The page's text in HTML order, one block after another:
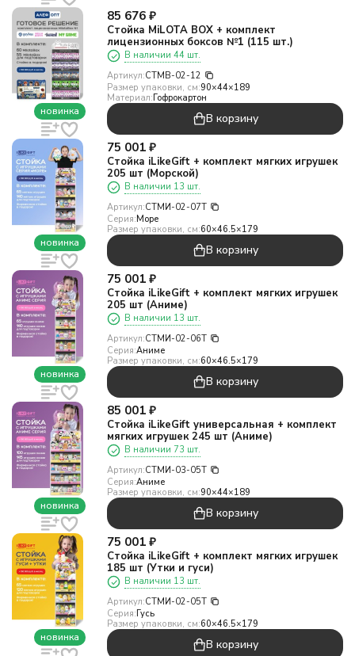
новинка
85 676 ₽
Стойка MiLOTA BOX + комплект
лицензионных боксов №1 (115 шт.)
В наличии 44 шт.
Артикул:СТMB-02-12
Размер упаковки, см:90×44×189
Материал:Гофрокартон
В корзину
новинка
75 001 ₽
Стойка iLikeGift + комплект мягких игрушек
205 шт (Морской)
В наличии 13 шт.
Артикул:СТМИ-02-07T
Серия:Море
Размер упаковки, см:60×46.5×179
В корзину
новинка
75 001 ₽
Стойка iLikeGift + комплект мягких игрушек
205 шт (Аниме)
В наличии 13 шт.
Артикул:СТМИ-02-06T
Серия:Аниме
Размер упаковки, см:60×46.5×179
В корзину
новинка
85 001 ₽
Стойка iLikeGift универсальная + комплект
мягких игрушек 245 шт (Аниме)
В наличии 73 шт.
Артикул:СТМИ-03-05T
Серия:Аниме
Размер упаковки, см:90×44×189
В корзину
новинка
75 001 ₽
Стойка iLikeGift + комплект мягких игрушек
185 шт (Утки и гуси)
В наличии 13 шт.
Артикул:СТМИ-02-05T
Серия:Гусь
Размер упаковки, см:60×46.5×179
В корзину